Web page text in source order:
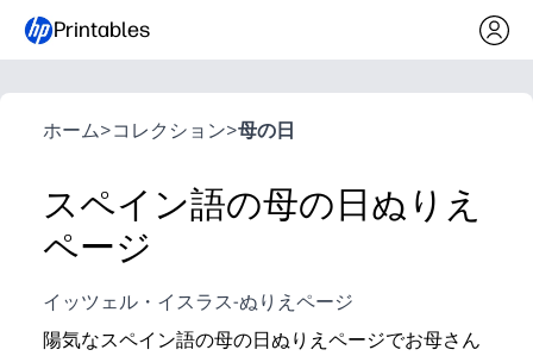
Printables
ホーム>コレクション>母の日
スペイン語の母の日ぬりえ
ページ
イッツェル・イスラス-ぬりえページ
陽気なスペイン語の母の日ぬりえページでお母さん